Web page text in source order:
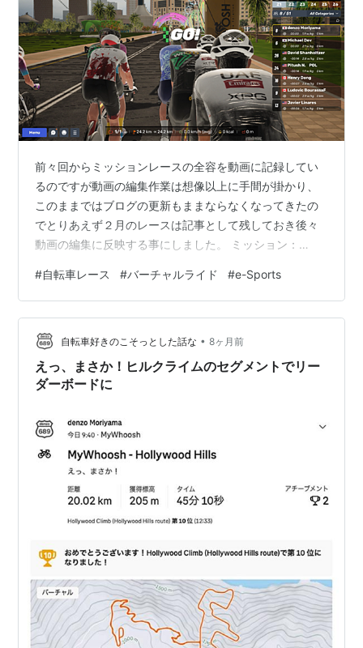
前々回からミッションレースの全容を動画に記録してい
るのですが動画の編集作業は想像以上に手間が掛かり、
このままではブログの更新もままならなくなってきたの
でとりあえず２月のレースは記事として残しておき後々
動画の編集に反映する事にしました。 ミッション：
時：1 February 2026 AM11:30 (Japan) コースプロファ
イル： mywhooshinfo.com スタート時間がAM11:30と日
本時間に優しい設定だったのもありミッション一発目に
してはスタート人数が52人とかなり小規模なレースに、
アジ…
#自転車レース #バーチャルライド #e-Sports
自転車好きのこそっとした話な • 8ヶ月前
えっ、まさか！ヒルクライムのセグメントでリー
ダーボードに